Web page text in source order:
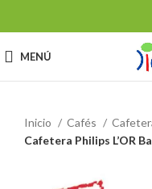
MENÚ
Inicio Cafés
Cafetera Philips L’OR